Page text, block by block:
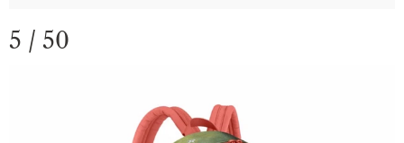
5 / 50